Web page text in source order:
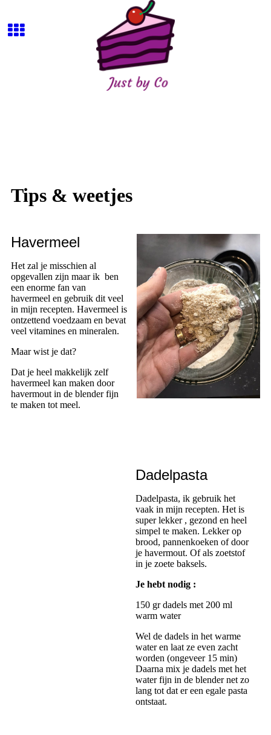
Tips & weetjes
Havermeel
Het zal je misschien al
opgevallen zijn maar ik ben
een enorme fan van
havermeel en gebruik dit veel
in mijn recepten. Havermeel is
ontzettend voedzaam en bevat
veel vitamines en mineralen.
Maar wist je dat?
Dat je heel makkelijk zelf
havermeel kan maken door
havermout in de blender fijn
te maken tot meel.
Dadelpasta
Dadelpasta, ik gebruik het
vaak in mijn recepten. Het is
super lekker , gezond en heel
simpel te maken. Lekker op
brood, pannenkoeken of door
je havermout. Of als zoetstof
in je zoete baksels.
Je hebt nodig :
150 gr dadels met 200 ml
warm water
Wel de dadels in het warme
water en laat ze even zacht
worden (ongeveer 15 min)
Daarna mix je dadels met het
water fijn in de blender net zo
lang tot dat er een egale pasta
ontstaat.